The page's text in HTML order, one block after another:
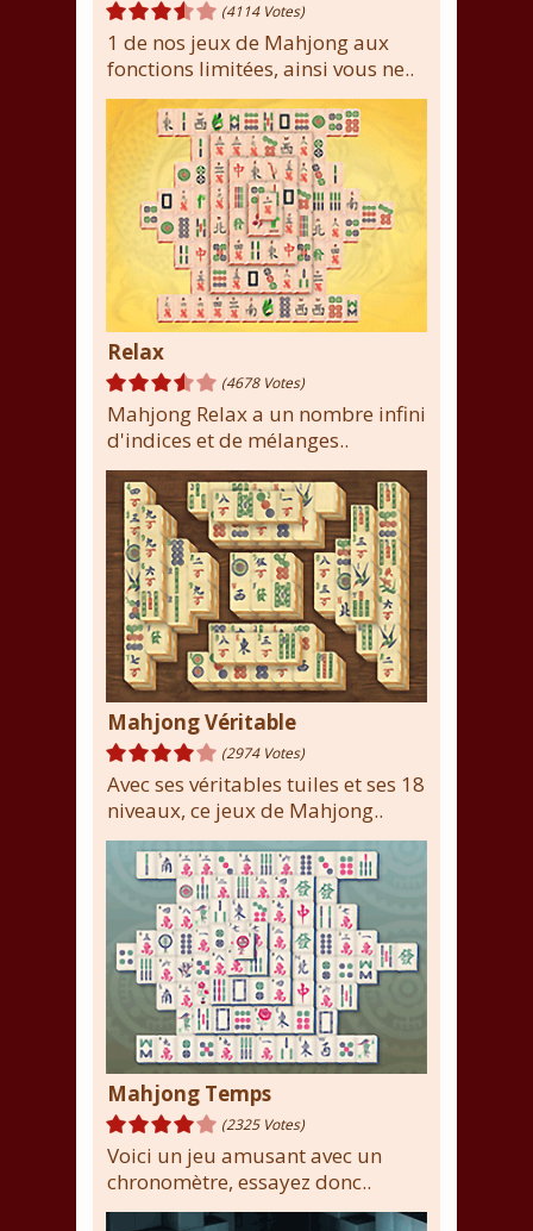
(4114 Votes)
1 de nos jeux de Mahjong aux
fonctions limitées, ainsi vous ne..
Relax
(4678 Votes)
Mahjong Relax a un nombre infini
d'indices et de mélanges..
Mahjong Véritable
(2974 Votes)
Avec ses véritables tuiles et ses 18
niveaux, ce jeux de Mahjong..
Mahjong Temps
(2325 Votes)
Voici un jeu amusant avec un
chronomètre, essayez donc..